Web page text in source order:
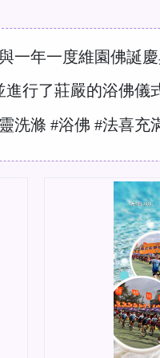
一年一度維園佛誕
行了莊嚴的浴佛儀
洗滌 #浴佛 #法喜充